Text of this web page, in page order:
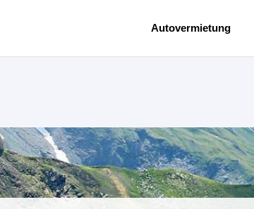
Autovermietung